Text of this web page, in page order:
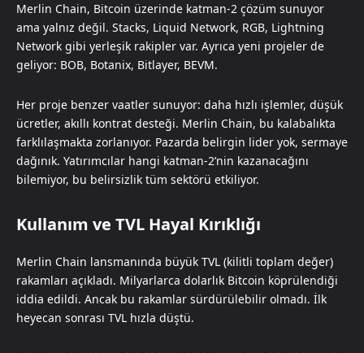
Merlin Chain, Bitcoin üzerinde katman-2 çözüm sunuyor
ama yalnız değil. Stacks, Liquid Network, RGB, Lightning
Network gibi yerleşik rakipler var. Ayrıca yeni projeler de
geliyor: BOB, Botanix, Bitlayer, BEVM.
Her proje benzer vaatler sunuyor: daha hızlı işlemler, düşük
ücretler, akıllı kontrat desteği. Merlin Chain, bu kalabalıkta
farklılaşmakta zorlanıyor. Pazarda belirgin lider yok, sermaye
dağınık. Yatırımcılar hangi katman-2’nin kazanacağını
bilemiyor, bu belirsizlik tüm sektörü etkiliyor.
Kullanım ve TVL Hayal Kırıklığı
Merlin Chain lansmanında büyük TVL (kilitli toplam değer)
rakamları açıkladı. Milyarlarca dolarlık Bitcoin köprülendiği
iddia edildi. Ancak bu rakamlar sürdürülebilir olmadı. İlk
heyecan sonrası TVL hızla düştü.